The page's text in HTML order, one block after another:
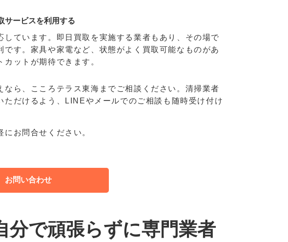
サービスを利用する
ています。即日買取を実施する業者もあり、その場で
す。家具や家電など、状態がよく買取可能なものがあ
ットが期待できます。
ら、こころテラス東海までご相談ください。清掃業者
だけるよう、LINEやメールでのご相談も随時受け付け
お問合せください。
お問い合わせ
分で頑張らずに専門業者